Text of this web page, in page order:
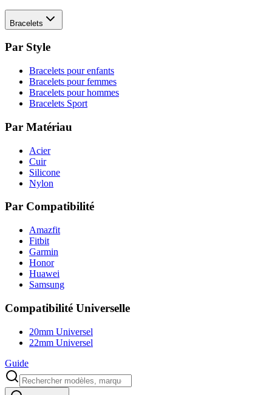
Bracelets
Par Style
Bracelets pour enfants
Bracelets pour femmes
Bracelets pour hommes
Bracelets Sport
Par Matériau
Acier
Cuir
Silicone
Nylon
Par Compatibilité
Amazfit
Fitbit
Garmin
Honor
Huawei
Samsung
Compatibilité Universelle
20mm Universel
22mm Universel
Guide